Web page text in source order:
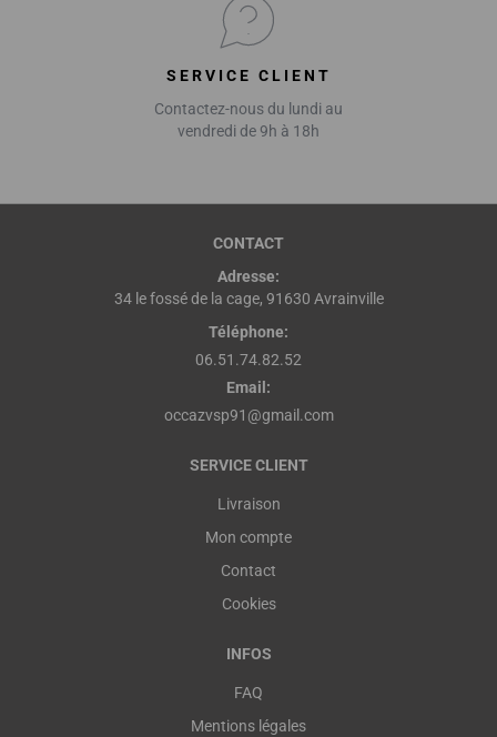
SERVICE CLIENT
Contactez-nous du lundi au
vendredi de 9h à 18h
CONTACT
Adresse:
34 le fossé de la cage, 91630 Avrainville
Téléphone:
06.51.74.82.52
Email:
occazvsp91@gmail.com
SERVICE CLIENT
Livraison
Mon compte
Contact
Cookies
INFOS
FAQ
Mentions légales